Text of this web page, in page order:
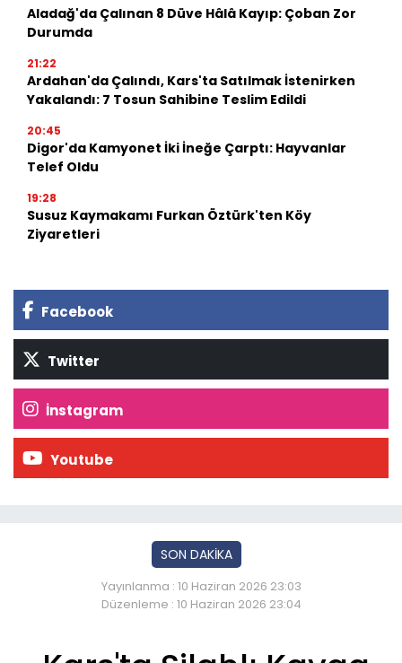
Aladağ'da Çalınan 8 Düve Hâlâ Kayıp: Çoban Zor
Durumda
21:22
Ardahan'da Çalındı, Kars'ta Satılmak İstenirken
Yakalandı: 7 Tosun Sahibine Teslim Edildi
20:45
Digor'da Kamyonet İki İneğe Çarptı: Hayvanlar
Telef Oldu
19:28
Susuz Kaymakamı Furkan Öztürk'ten Köy
Ziyaretleri
Facebook
Twitter
İnstagram
Youtube
SON DAKİKA
Yayınlanma : 10 Haziran 2026 23:03
Düzenleme : 10 Haziran 2026 23:04